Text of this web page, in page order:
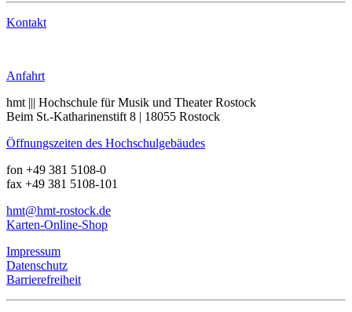
Kontakt
Anfahrt
hmt ||| Hochschule für Musik und Theater Rostock
Beim St.-Katharinenstift 8 | 18055 Rostock
Öffnungszeiten des Hochschulgebäudes
fon +49 381 5108-0
fax +49 381 5108-101
hmt@hmt-rostock.de
Karten-Online-Shop
Impressum
Datenschutz
Barrierefreiheit